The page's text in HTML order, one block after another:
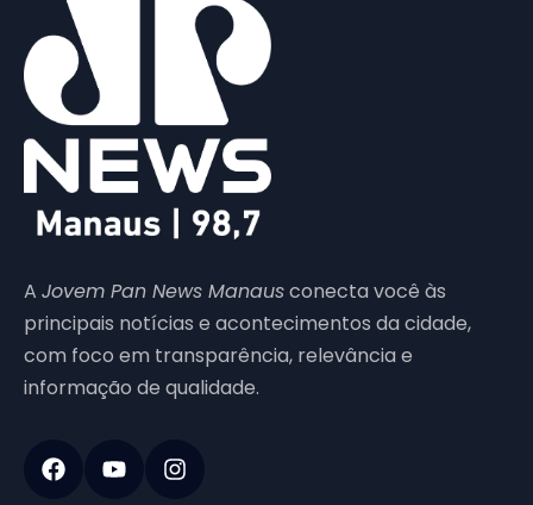
A Jovem Pan News Manausconecta você às
principais notícias e acontecimentos da cidade,
com foco em transparência, relevância e
informação de qualidade.